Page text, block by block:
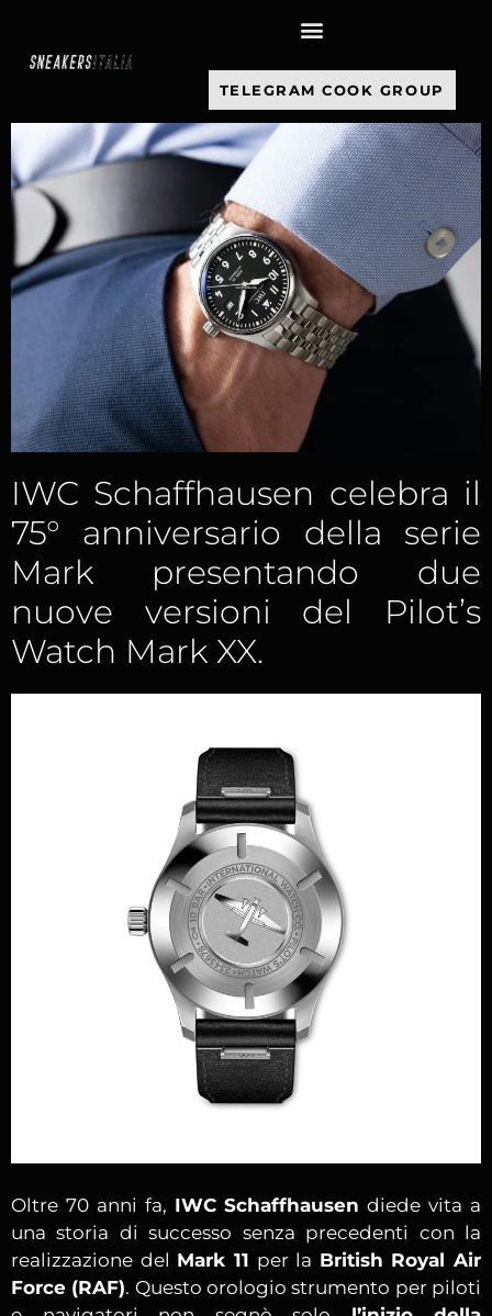
TELEGRAM COOK GROUP
IWC Schaffhausen celebra il
75° anniversario della serie
Mark presentando due
nuove versioni del Pilot’s
Watch Mark XX.
Oltre 70 anni fa, IWC Schaffhausen diede vita a
una storia di successo senza precedenti con la
realizzazione del Mark 11 per la British Royal Air
Force (RAF). Questo orologio strumento per piloti